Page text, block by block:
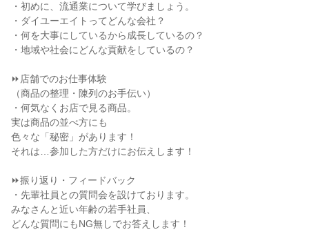
・初めに、流通業について学びましょう。
・ダイユーエイトってどんな会社？
・何を大事にしているから成長しているの？
・地域や社会にどんな貢献をしているの？
⏩店舗でのお仕事体験
（商品の整理・陳列のお手伝い）
・何気なくお店で見る商品。
実は商品の並べ方にも
色々な「秘密」があります！
それは…参加した方だけにお伝えします！
⏩振り返り・フィードバック
・先輩社員との質問会を設けております。
みなさんと近い年齢の若手社員、
どんな質問にもNG無しでお答えします！